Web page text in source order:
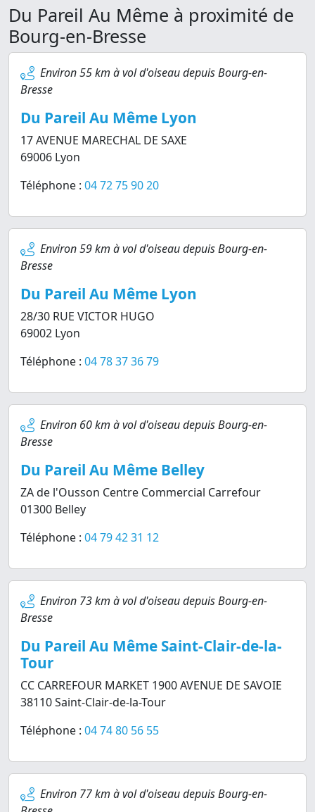
Du Pareil Au Même à proximité de
Bourg-en-Bresse
Environ 55 km à vol d'oiseau depuis Bourg-en-
Bresse
Du Pareil Au Même Lyon
17 AVENUE MARECHAL DE SAXE
69006 Lyon
Téléphone : 04 72 75 90 20
Environ 59 km à vol d'oiseau depuis Bourg-en-
Bresse
Du Pareil Au Même Lyon
28/30 RUE VICTOR HUGO
69002 Lyon
Téléphone : 04 78 37 36 79
Environ 60 km à vol d'oiseau depuis Bourg-en-
Bresse
Du Pareil Au Même Belley
ZA de l'Ousson Centre Commercial Carrefour
01300 Belley
Téléphone : 04 79 42 31 12
Environ 73 km à vol d'oiseau depuis Bourg-en-
Bresse
Du Pareil Au Même Saint-Clair-de-la-
Tour
CC CARREFOUR MARKET 1900 AVENUE DE SAVOIE
38110 Saint-Clair-de-la-Tour
Téléphone : 04 74 80 56 55
Environ 77 km à vol d'oiseau depuis Bourg-en-